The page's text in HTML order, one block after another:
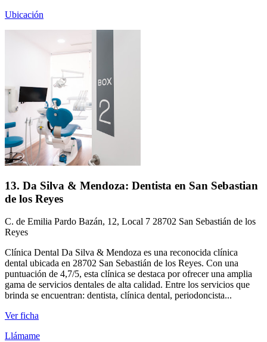
Ubicación
13. Da Silva & Mendoza: Dentista en San Sebastian
de los Reyes
C. de Emilia Pardo Bazán, 12, Local 7 28702 San Sebastián de los
Reyes
Clínica Dental Da Silva & Mendoza es una reconocida clínica
dental ubicada en 28702 San Sebastián de los Reyes. Con una
puntuación de 4,7/5, esta clínica se destaca por ofrecer una amplia
gama de servicios dentales de alta calidad. Entre los servicios que
brinda se encuentran: dentista, clínica dental, periodoncista...
Ver ficha
Llámame